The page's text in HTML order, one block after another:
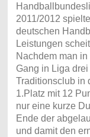
2011/2012
deutschen
Leistungen
Nachdem man
Gang in Liga
Traditionsclub in
1.Platz mit 12
nur eine kurze
Ende der
und damit den